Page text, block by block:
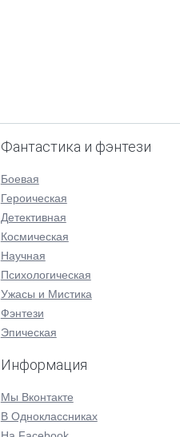
Фантастика и фэнтези
Боевая
Героическая
Детективная
Космическая
Научная
Психологическая
Ужасы и Мистика
Фэнтези
Эпическая
Информация
Мы Вконтакте
В Одноклассниках